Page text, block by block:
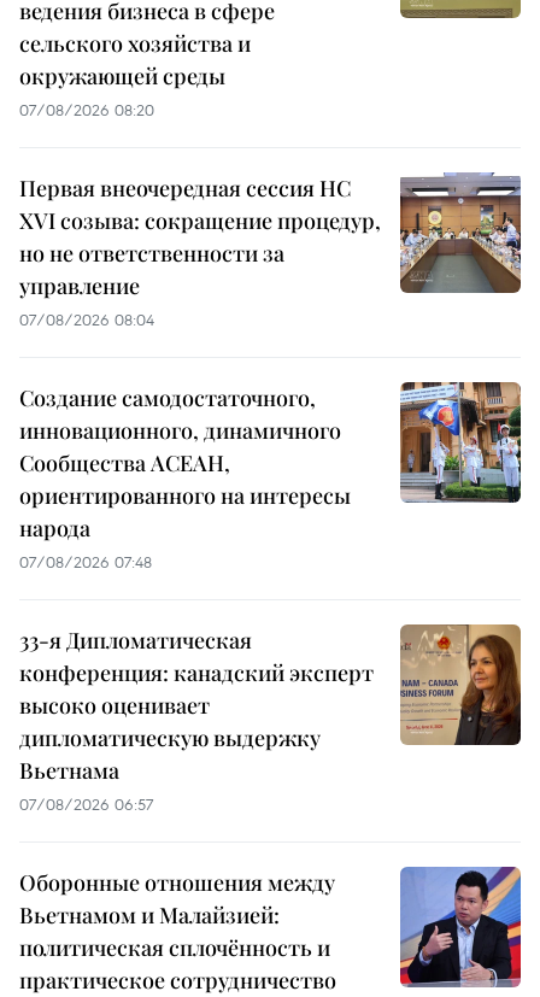
ведения бизнеса в сфере
сельского хозяйства и
окружающей среды
07/08/2026 08:20
Первая внеочередная сессия НС
XVI созыва: сокращение процедур,
но не ответственности за
управление
07/08/2026 08:04
Создание самодостаточного,
инновационного, динамичного
Сообщества АСЕАН,
ориентированного на интересы
народа
07/08/2026 07:48
33-я Дипломатическая
конференция: канадский эксперт
высоко оценивает
дипломатическую выдержку
Вьетнама
07/08/2026 06:57
Оборонные отношения между
Вьетнамом и Малайзией:
политическая сплочённость и
практическое сотрудничество